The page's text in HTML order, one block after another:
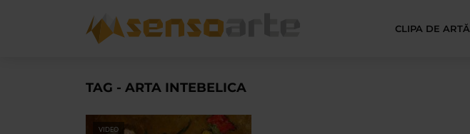
CLIPA DE ARTĂ
TAG - ARTA INTEBELICA
VIDEO